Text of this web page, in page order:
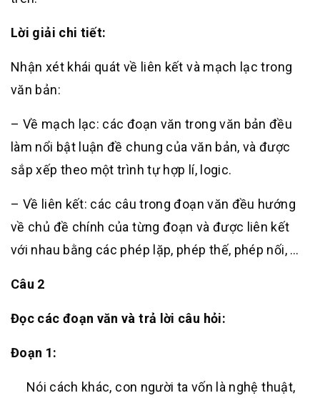
Lời giải chi tiết:
Nhận xét khái quát về liên kết và mạch lạc trong
văn bản:
– Về mạch lạc: các đoạn văn trong văn bản đều
làm nổi bật luận đề chung của văn bản, và được
sắp xếp theo một trình tự hợp lí, logic.
– Về liên kết: các câu trong đoạn văn đều hướng
về chủ đề chính của từng đoạn và được liên kết
với nhau bằng các phép lặp, phép thế, phép nối, …
Câu 2
Đọc các đoạn văn và trả lời câu hỏi:
Đoạn 1:
Nói cách khác, con người ta vốn là nghệ thuật,